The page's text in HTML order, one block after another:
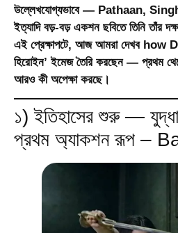
উল্লেখযোগ্যভাবে — Pathaan,
ইত্যাদি বড়-বড় একশন ছবিতে তিনি তাঁর
এই প্রেক্ষাপটে, আজ আমরা দেখব how
হিরোইন’ ইমেজ তৈরি করছেন — প্রথম
আরও কী অপেক্ষা করছে।
১) ইতিহাসের শুরু —
প্রথম অ্যাকশন রূপ –